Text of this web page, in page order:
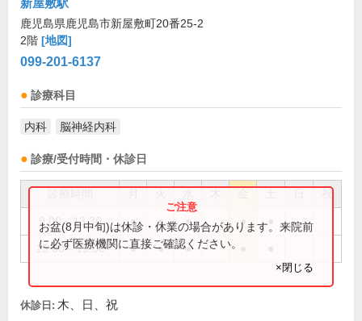
新屋敷駅
鹿児島県鹿児島市新屋敷町20番25-2
2階 [地図]
099-201-6137
診療科目
内科 脳神経内科
診療/受付時間・休診日
祝
9:00～13:30 ● ● ● ●
15:00～19:00 ● ● ●
お盆(8月中旬)は休診・休業の場合があります。来院前
に必ず医療機関に直接ご確認ください。
×閉じる
休診日: 木、日、祝